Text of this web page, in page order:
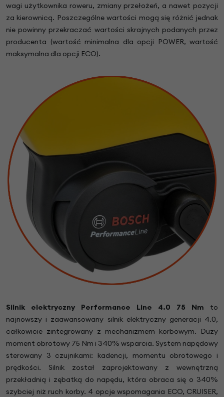
wagi użytkownika roweru, zmiany przełożeń, a nawet pozycji
za kierownicą. Poszczególne wartości mogą się różnić jednak
nie powinny przekraczać wartości skrajnych podanych przez
producenta (wartość minimalna dla opcji POWER, wartość
maksymalna dla opcji ECO).
Silnik elektryczny Performance Line 4.0 75 Nm to
najnowszy i zaawansowany silnik elektryczny generacji 4.0,
całkowicie zintegrowany z mechanizmem korbowym. Duży
moment obrotowy 75 Nm i 340% wsparcia. System napędowy
sterowany 3 czujnikami: kadencji, momentu obrotowego i
prędkości. Silnik został zaprojektowany z wewnętrzną
przekładnią i zębatką do napędu, która obraca się o 340%
szybciej niż ruch korby. 4 opcje wspomagania ECO, CRUISER,